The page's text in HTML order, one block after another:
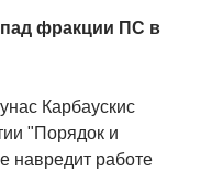
фракции ПС в
Карбаускис
"Порядок и
навредит работе